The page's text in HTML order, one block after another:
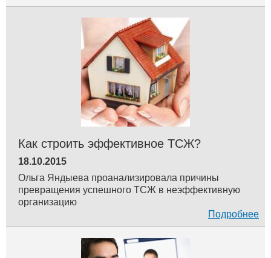
Как строить эффективное ТСЖ?
18.10.2015
Ольга Яндыева проанализировала причины
превращения успешного ТСЖ в неэффективную
организацию
Подробнее